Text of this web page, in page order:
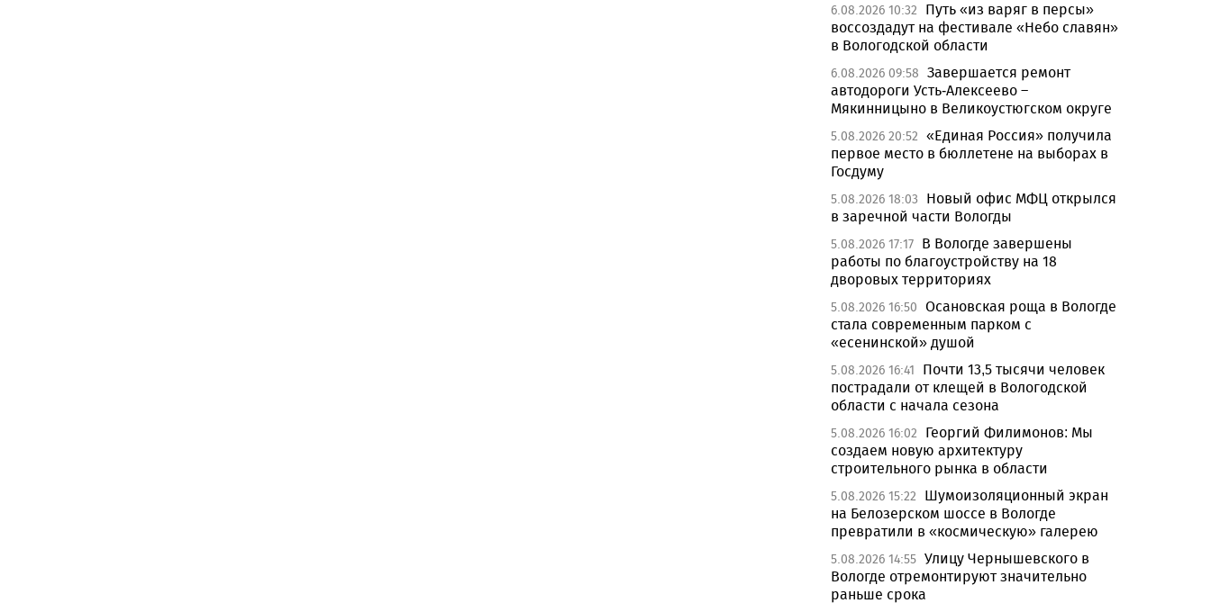
6.08.2026 10:32
Путь «из варяг в персы»
воссоздадут на фестивале «Небо славян»
в Вологодской области
6.08.2026 09:58 Завершается ремонт
автодороги Усть-Алексеево –
Мякинницыно в Великоустюгском округе
5.08.2026 20:52 «Единая Россия» получила
первое место в бюллетене на выборах в
Госдуму
5.08.2026 18:03
Новый офис МФЦ открылся
в заречной части Вологды
5.08.2026 17:17 В Вологде завершены
работы по благоустройству на 18
дворовых территориях
5.08.2026 16:50 Осановская роща в Вологде
стала современным парком с
«есенинской» душой
5.08.2026 16:41
Почти 13,5 тысячи человек
пострадали от клещей в Вологодской
области с начала сезона
5.08.2026 16:02
Георгий Филимонов: Мы
создаем новую архитектуру
строительного рынка в области
5.08.2026 15:22
Шумоизоляционный экран
на Белозерском шоссе в Вологде
превратили в «космическую» галерею
5.08.2026 14:55 Улицу Чернышевского в
Вологде отремонтируют значительно
раньше срока